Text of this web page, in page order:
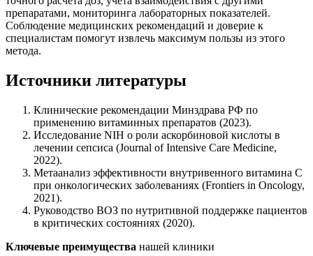
препаратами, мониторинга лабораторных показателей.
Соблюдение медицинских рекомендаций и доверие к
специалистам помогут извлечь максимум пользы из этого
метода.
Источники литературы
Клинические рекомендации Минздрава РФ по
применению витаминных препаратов (2023).
Исследование NIH о роли аскорбиновой кислоты в
лечении сепсиса (Journal of Intensive Care Medicine,
2022).
Метаанализ эффективности внутривенного витамина С
при онкологических заболеваниях (Frontiers in Oncology,
2021).
Руководство ВОЗ по нутритивной поддержке пациентов
в критических состояниях (2020).
Ключевые преимущества нашей клиники